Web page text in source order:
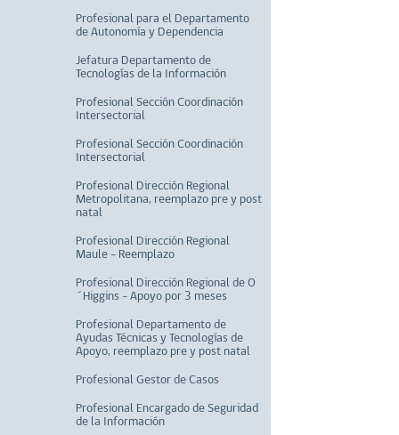
Profesional para el Departamento
de Autonomía y Dependencia
Jefatura Departamento de
Tecnologías de la Información
Profesional Sección Coordinación
Intersectorial
Profesional Sección Coordinación
Intersectorial
Profesional Dirección Regional
Metropolitana, reemplazo pre y post
natal
Profesional Dirección Regional
Maule - Reemplazo
Profesional Dirección Regional de O
´Higgins - Apoyo por 3 meses
Profesional Departamento de
Ayudas Técnicas y Tecnologías de
Apoyo, reemplazo pre y post natal
Profesional Gestor de Casos
Profesional Encargado de Seguridad
de la Información